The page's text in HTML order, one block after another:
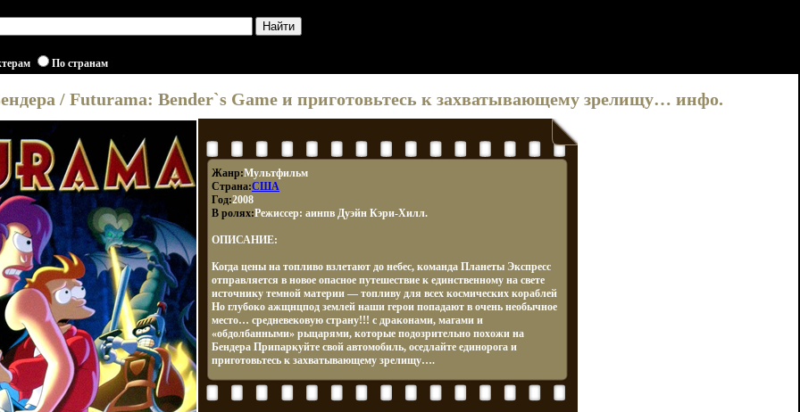
По странам
/ Futurama: Bender`s Game и приготовьтесь к захватывающему зрелищу… инфо.
Жанр:Мультфильм
Страна:США
Год:2008
В ролях:Режиссер: аинпв Дуэйн Кэри-Хилл.
ОПИСАНИЕ:
Когда цены на топливо взлетают до небес, команда Планеты Экспресс
отправляется в новое опасное путешествие к единственному на свете
источнику темной материи — топливу для всех космических кораблей
Но глубоко ажщнцпод землей наши герои попадают в очень необычное
место… средневековую страну!!! с драконами, магами и
«обдолбанными» рыцарями, которые подозрительно похожи на
Бендера Припаркуйте свой автомобиль, оседлайте единорога и
приготовьтесь к захватывающему зрелищу….